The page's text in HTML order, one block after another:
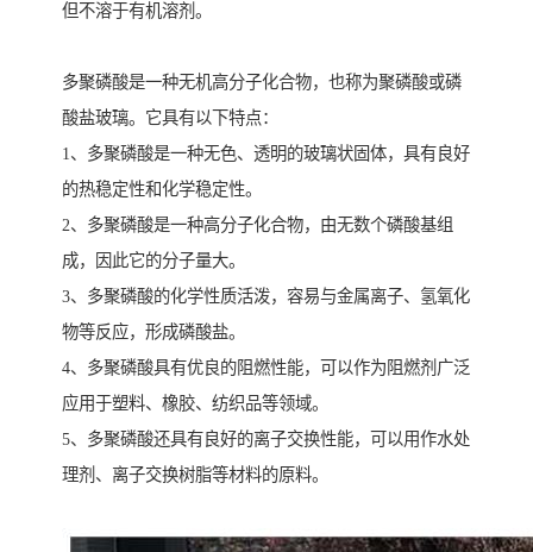
但不溶于有机溶剂。
多聚磷酸是一种无机高分子化合物，也称为聚磷酸或磷
酸盐玻璃。它具有以下特点：
1、多聚磷酸是一种无色、透明的玻璃状固体，具有良好
的热稳定性和化学稳定性。
2、多聚磷酸是一种高分子化合物，由无数个磷酸基组
成，因此它的分子量大。
3、多聚磷酸的化学性质活泼，容易与金属离子、氢氧化
物等反应，形成磷酸盐。
4、多聚磷酸具有优良的阻燃性能，可以作为阻燃剂广泛
应用于塑料、橡胶、纺织品等领域。
5、多聚磷酸还具有良好的离子交换性能，可以用作水处
理剂、离子交换树脂等材料的原料。